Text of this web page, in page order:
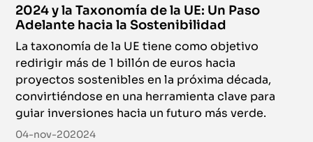
2024 y la Taxonomía de la UE: Un Paso
Adelante hacia la Sostenibilidad
La taxonomía de la UE tiene como objetivo
redirigir más de 1 billón de euros hacia
proyectos sostenibles en la próxima década,
convirtiéndose en una herramienta clave para
guiar inversiones hacia un futuro más verde.
04-nov-202024